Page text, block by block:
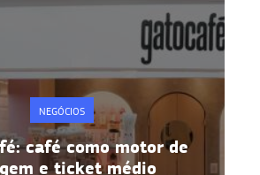
NEGÓCIOS
Metodologia 5S: disciplina e
produtividade na prática